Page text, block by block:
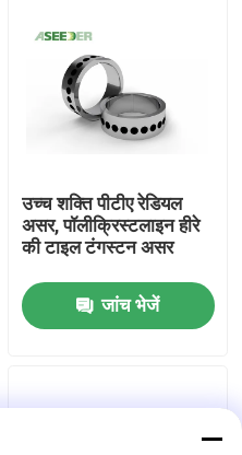
उच्च शक्ति पीटीए रेडियल
असर, पॉलीक्रिस्टलाइन हीरे
की टाइल टंगस्टन असर
जांच भेजें